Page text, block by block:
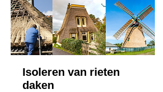
Isoleren van rieten
daken